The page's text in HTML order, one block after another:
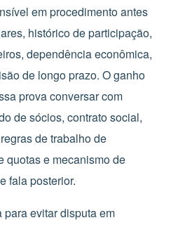
em procedimento antes
histórico de participação,
dependência econômica,
de longo prazo. O ganho
prova conversar com
de sócios, contrato social,
de trabalho de
quotas e mecanismo de
fala posterior.
evitar disputa em